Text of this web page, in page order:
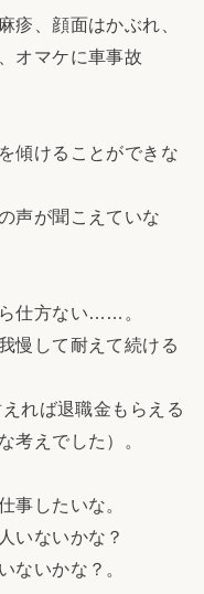
、顔面はかぶれ、
オマケに車事故
傾けることができな
声が聞こえていな
仕方ない……。
慢して耐えて続ける
れば退職金もらえる
えでした）。
事したいな。
いないかな？
ないかな？。